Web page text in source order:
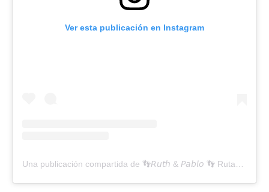
Ver esta publicación en Instagram